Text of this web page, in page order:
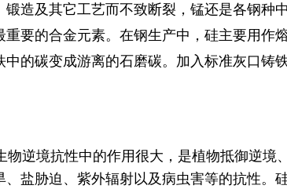
造及其它工艺而不致断裂，锰还是各钢
要的合金元素。在钢生产中，硅主要用
的碳变成游离的石磨碳。加入标准灰口
物逆境抗性中的作用很大，是植物抵御逆
盐胁迫、紫外辐射以及病虫害等的抗性